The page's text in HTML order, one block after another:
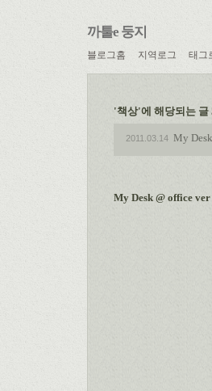
까툴e 둥지
블로그홈 지역로그 태그
'책상'에 해당되는 글
2011.03.14 My
My Desk @ office ver